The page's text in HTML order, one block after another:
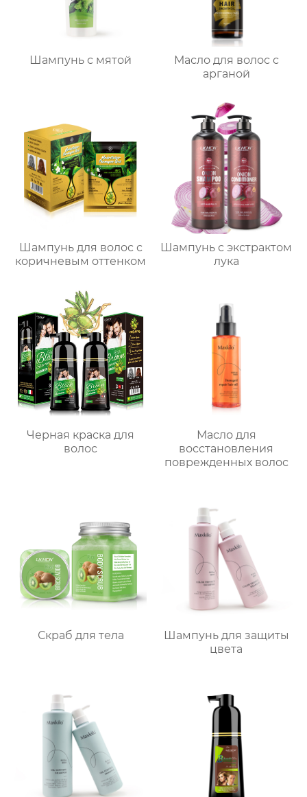
Шампунь с мятой
Масло для волос с
арганой
Шампунь для волос с
коричневым оттенком
Шампунь с экстрактом
лука
Черная краска для
волос
Масло для
восстановления
поврежденных волос
Скраб для тела
Шампунь для защиты
цвета